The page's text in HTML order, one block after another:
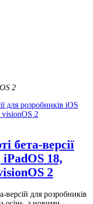
2
бета-версії
iPadOS 18,
2
версій для розробників